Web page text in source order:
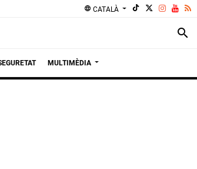
language CATALÀ
search
MULTIMÈDIA